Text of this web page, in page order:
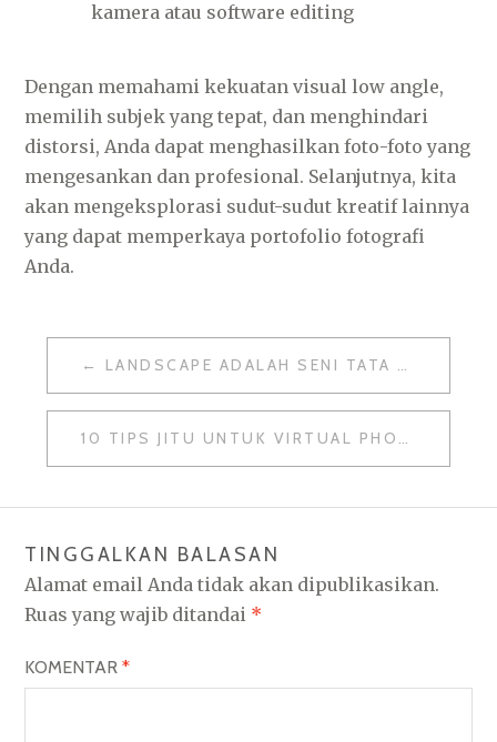
kamera atau software editing
Dengan memahami kekuatan visual low angle,
memilih subjek yang tepat, dan menghindari
distorsi, Anda dapat menghasilkan foto-foto yang
mengesankan dan profesional. Selanjutnya, kita
akan mengeksplorasi sudut-sudut kreatif lainnya
yang dapat memperkaya portofolio fotografi
Anda.
NAVIGASI
POS
LANDSCAPE ADALAH SENI TATA RUANG, INI PENJELASANNYA
10 TIPS JITU UNTUK V‏IRTUAL PHOTOSHOOT YANG MEMUKAU DI MEDIA SOSIAL!
TINGGALKAN BALASAN
Alamat email Anda tidak akan dipublikasikan.
Ruas yang wajib ditandai *
KOMENTAR*